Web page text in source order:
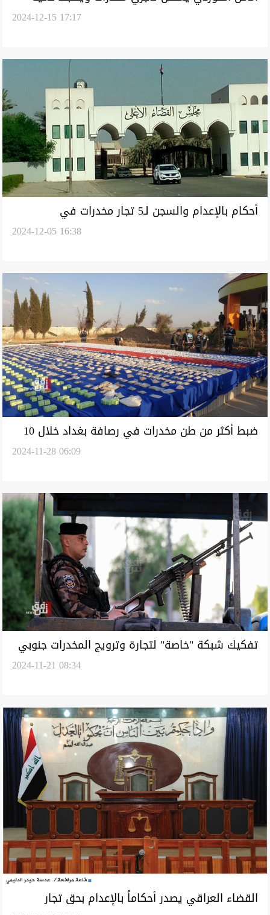
2024-12-15 17:17
أحكام بالإعدام والسجن لـ5 تجار مخدرات في
2024-12-05 16:38
ضبط أكثر من طن مخدرات في رصافة بغداد خلال 10
2024-11-28 06:09
تفكيك شبكة "خاصة" لتجارة وترويج المخدرات جنوبي
2024-11-21 08:34
القضاء العراقي يصدر أحكاماً بالإعدام بحق تجار